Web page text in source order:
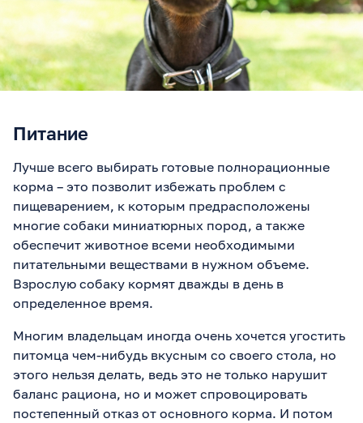
Питание
Лучше всего выбирать готовые полнорационные
корма – это позволит избежать проблем с
пищеварением, к которым предрасположены
многие собаки миниатюрных пород, а также
обеспечит животное всеми необходимыми
питательными веществами в нужном объеме.
Взрослую собаку кормят дважды в день в
определенное время.
Многим владельцам иногда очень хочется угостить
питомца чем-нибудь вкусным со своего стола, но
этого нельзя делать, ведь это не только нарушит
баланс рациона, но и может спровоцировать
постепенный отказ от основного корма. И потом